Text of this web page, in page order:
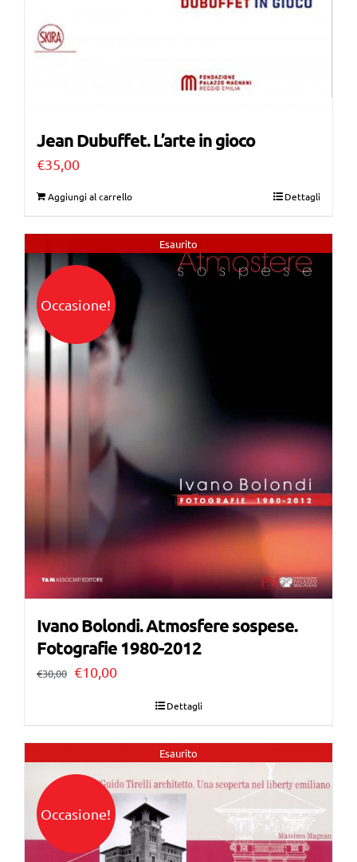
Jean Dubuffet. L’arte in gioco
€35,00
Aggiungi al carrello Dettagli
Esaurito
Occasione!
Ivano Bolondi. Atmosfere sospese.
Fotografie 1980-2012
€30,00 Il
era:
€30,00.
€10,00Il
è:
Dettagli
Esaurito
Occasione!